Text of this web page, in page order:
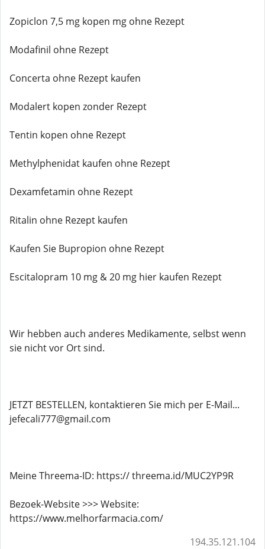
Zopiclon 7,5 mg kopen mg ohne Rezept
Modafinil ohne Rezept
Concerta ohne Rezept kaufen
Modalert kopen zonder Rezept
Tentin kopen ohne Rezept
Methylphenidat kaufen ohne Rezept
Dexamfetamin ohne Rezept
Ritalin ohne Rezept kaufen
Kaufen Sie Bupropion ohne Rezept
Escitalopram 10 mg & 20 mg hier kaufen Rezept
Wir hebben auch anderes Medikamente, selbst wenn
sie nicht vor Ort sind.
JETZT BESTELLEN, kontaktieren Sie mich per E-Mail...
jefecali777@gmail.com
Meine Threema-ID: https:// threema.id/MUC2YP9R
Bezoek-Website >>> Website:
https://www.melhorfarmacia.com/
194.35.121.104